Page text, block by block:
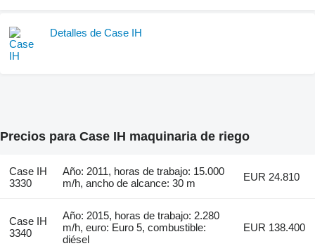
Detalles de Case IH
Precios para Case IH maquinaria de riego
Case IH
3330
Año: 2011, horas de trabajo: 15.000
m/h, ancho de alcance: 30 m
EUR 24.810
Case IH
3340
Año: 2015, horas de trabajo: 2.280
m/h, euro: Euro 5, combustible:
diésel
EUR 138.400